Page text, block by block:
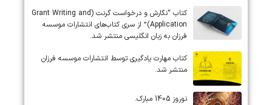
کتاب “نگارش و درخواست گرنت (Grant Writing and
Application)” از سری کتاب‌های انتشارات موسسه
فرزان به زبان انگلیسی منتشر شد.
کتاب مهارت یادگیری توسط انتشارات موسسه فرزان
منتشر شد.
نوروز 1405 مبارک.